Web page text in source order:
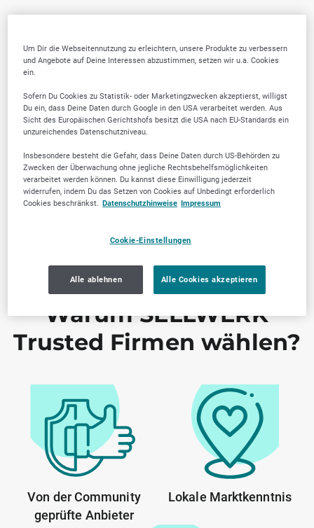
Warum SELLWERK
Trusted Firmen wählen?
Von der Community
geprüfte Anbieter
Lokale Marktkenntnis
Um Dir die Webseitennutzung zu erleichtern, unsere Produkte zu verbessern
und Angebote auf Deine Interessen abzustimmen, setzen wir u.a. Cookies
ein.
Sofern Du Cookies zu Statistik- oder Marketingzwecken akzeptierst, willigst
Du ein, dass Deine Daten durch Google in den USA verarbeitet werden. Aus
Sicht des Europäischen Gerichtshofs besitzt die USA nach EU-Standards ein
unzureichendes Datenschutzniveau.
Insbesondere besteht die Gefahr, dass Deine Daten durch US-Behörden zu
Zwecken der Überwachung ohne jegliche Rechtsbehelfsmöglichkeiten
verarbeitet werden können. Du kannst diese Einwilligung jederzeit
widerrufen, indem Du das Setzen von Cookies auf Unbedingt erforderlich
Cookies beschränkst. Datenschutzhinweise Impressum
Cookie-Einstellungen
Alle ablehnen Alle Cookies akzeptieren